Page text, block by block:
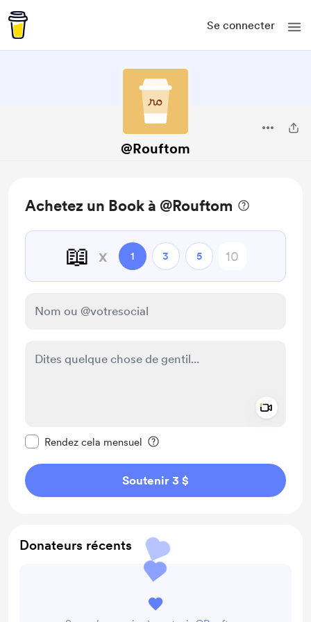
Se connecter
@Rouftom
Achetez un Book à @Rouftom
📖 x 1 3 5
Rendez cela mensuel
Soutenir 3 $
Donateurs récents